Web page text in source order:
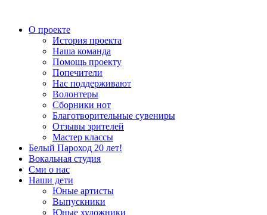
О проекте
История проекта
Наша команда
Помощь проекту
Попечители
Нас поддерживают
Волонтеры
Сборники нот
Благотворительные сувениры
Отзывы зрителей
Мастер классы
Белый Пароход 20 лет!
Вокальная студия
Сми о нас
Наши дети
Юные артисты
Выпускники
Юные художники